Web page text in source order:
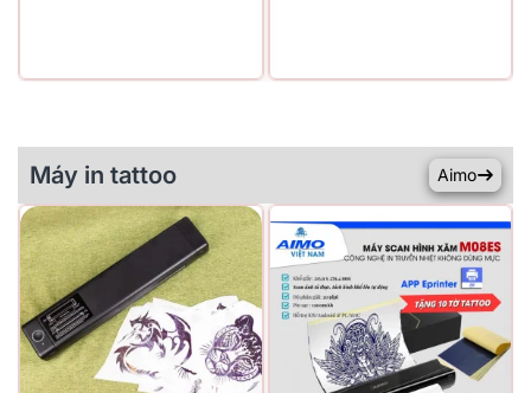
Máy in tattoo Aimo